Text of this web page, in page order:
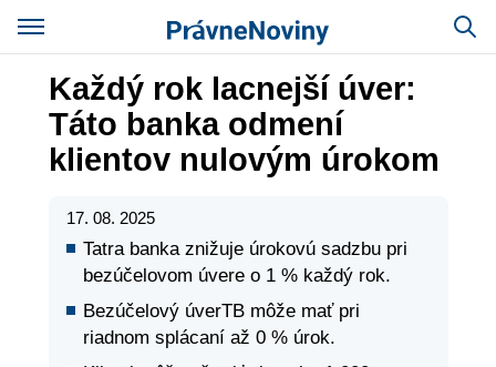
Každý rok lacnejší úver:
Táto banka odmení
klientov nulovým úrokom
17. 08. 2025
Tatra banka znižuje úrokovú sadzbu pri
bezúčelovom úvere o 1 % každý rok.
Bezúčelový úverTB môže mať pri
riadnom splácaní až 0 % úrok.